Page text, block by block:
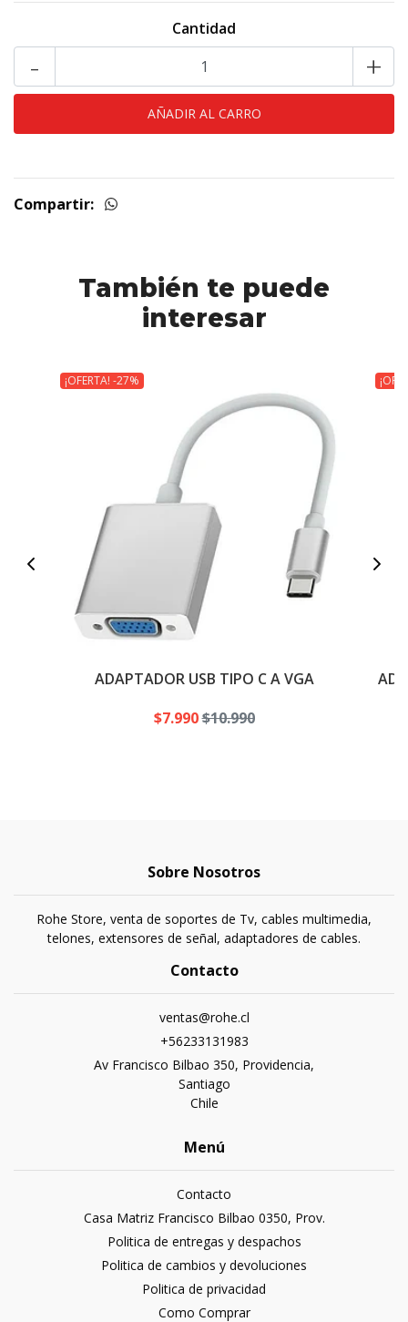
Cantidad
- +
Compartir:
También te puede
interesar
¡OFERTA! -27%
ADAPTADOR USB TIPO C A VGA
$7.990$10.990
Sobre Nosotros
Rohe Store, venta de soportes de Tv, cables multimedia,
telones, extensores de señal, adaptadores de cables.
Contacto
ventas@rohe.cl
+56233131983
Av Francisco Bilbao 350, Providencia,
Santiago
Chile
Menú
Contacto
Casa Matriz Francisco Bilbao 0350, Prov.
Politica de entregas y despachos
Politica de cambios y devoluciones
Politica de privacidad
Como Comprar